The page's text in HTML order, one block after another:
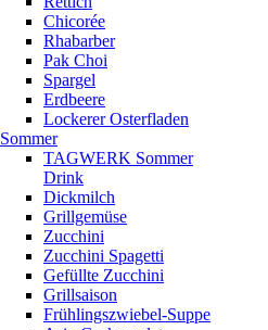
Chicorée
Rhabarber
Pak Choi
Spargel
Erdbeere
Lockerer Osterfladen
Sommer
TAGWERK Sommer
Drink
Dickmilch
Grillgemüse
Zucchini
Zucchini Spagetti
Gefüllte Zucchini
Grillsaison
Frühlingszwiebel-Suppe